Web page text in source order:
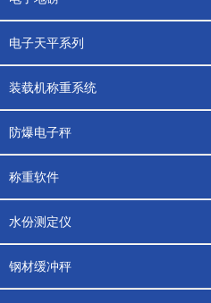
电子天平系列
装载机称重系统
防爆电子秤
称重软件
水份测定仪
钢材缓冲秤